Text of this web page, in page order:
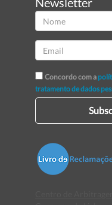
Concordo com a
tratamento de dados